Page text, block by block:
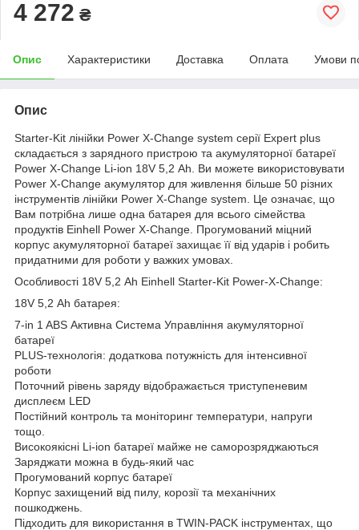
4 272 ₴
Опис Характеристики Доставка Оплата Умови
Опис
Starter-Kit лінійки Power X-Change system серії Expert plus
складається з зарядного пристрою та акумуляторної батареї
Power X-Change Li-ion 18V 5,2 Аh. Ви можете використовувати
Power X-Change акумулятор для живлення більше 50 різних
інструментів лінійки Power X-Change system. Це означає, що
Вам потрібна лише одна батарея для всього сімейства
продуктів Einhell Power X-Change. Прогумований міцний
корпус акумуляторної батареї захищає її від ударів і робить
придатними для роботи у важких умовах.
Особливості 18V 5,2 Аh Einhell Starter-Kit Power-X-Change:
18V 5,2 Аh батарея:
7-in 1 ABS Активна Система Управління акумуляторної
батареї
PLUS-технологія: додаткова потужність для інтенсивної
роботи
Поточний рівень заряду відображається триступеневим
дисплеєм LED
Постійний контроль та моніторинг температури, напруги
тощо.
Високоякісні Li-ion батареї майже не саморозряджаються
Заряджати можна в будь-який час
Прогумований корпус батареї
Корпус захищений від пилу, корозії та механічних
пошкоджень.
Підходить для використання в TWIN-PACK інструментах, що